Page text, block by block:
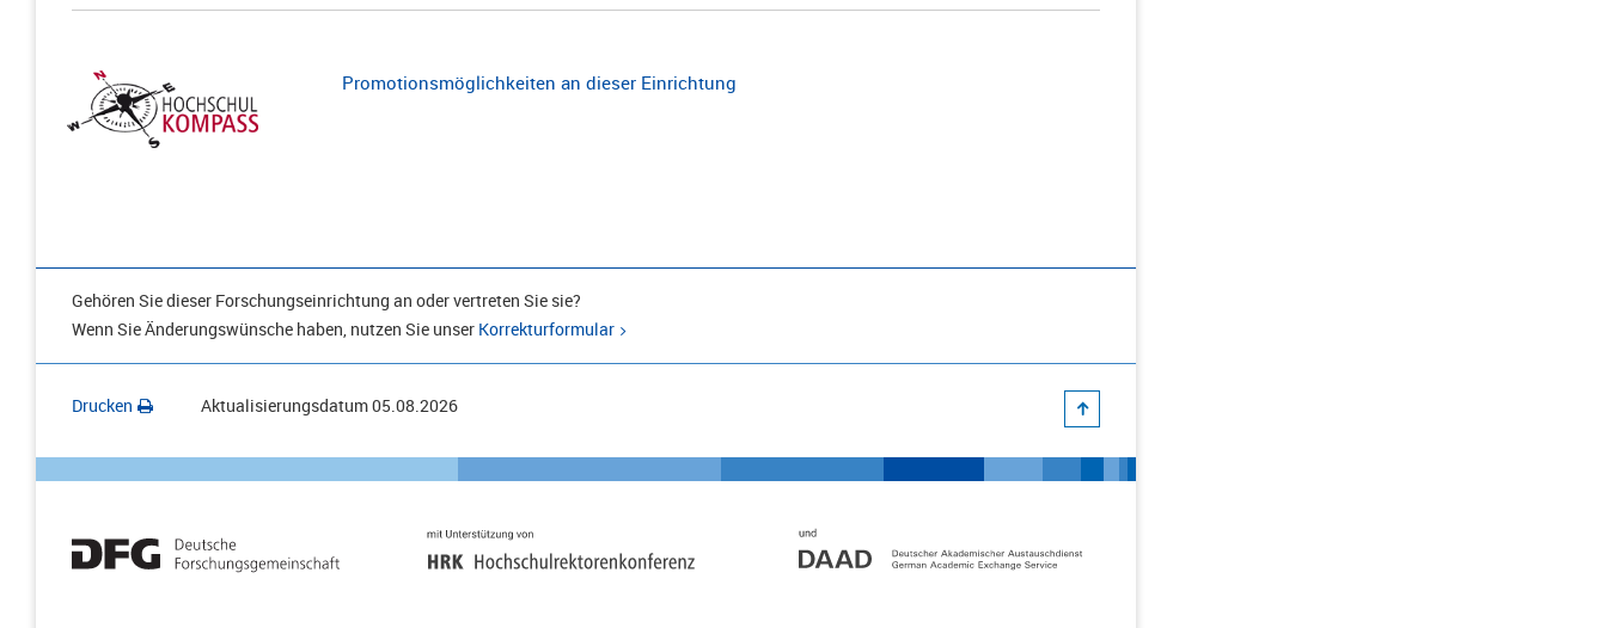
Promotionsmöglichkeiten an dieser Einrichtung
Gehören Sie dieser Forschungseinrichtung an oder vertreten Sie sie?
Wenn Sie Änderungswünsche haben, nutzen Sie unser Korrekturformular
Drucken Aktualisierungsdatum05.08.2026